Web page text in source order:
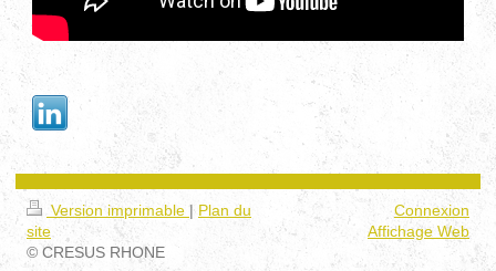
Version imprimable | Plan du
site
© CRESUS RHONE
Connexion
Affichage Web